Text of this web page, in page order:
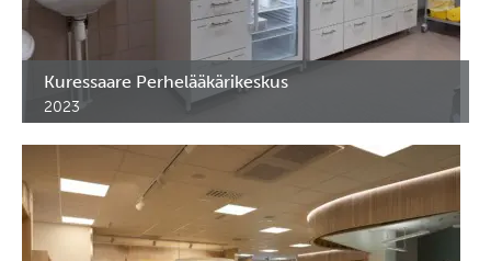
Kuressaare Perhelääkärikeskus
2023
Lääkekaapit Kuressaaren Perhelääkärikeskukseen.
Kuressaare, Viro.